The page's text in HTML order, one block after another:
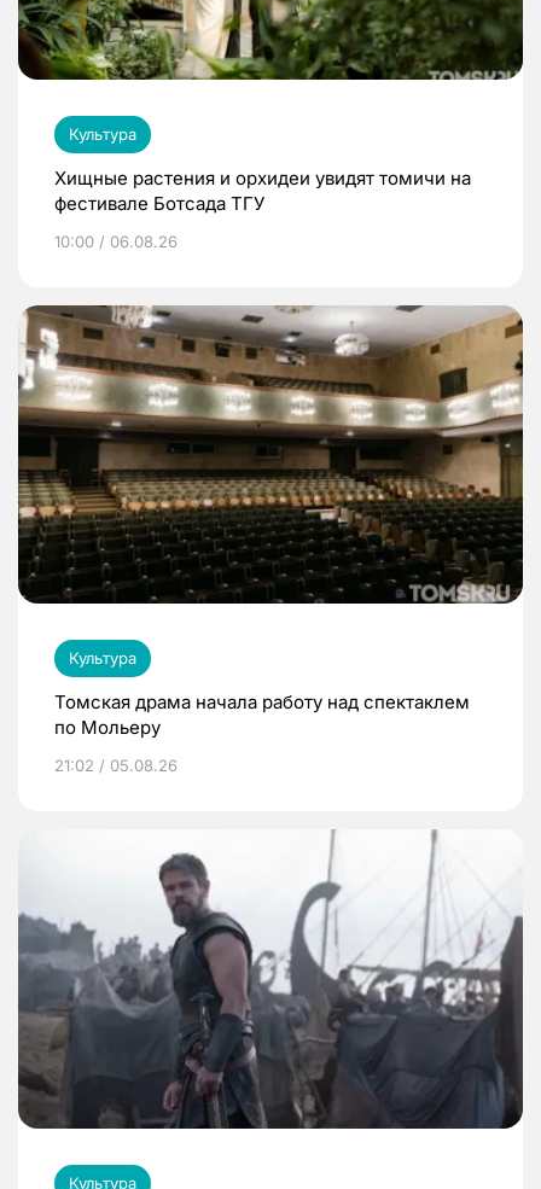
Культура
Хищные растения и орхидеи увидят томичи на
фестивале Ботсада ТГУ
10:00 / 06.08.26
Культура
Томская драма начала работу над спектаклем
по Мольеру
21:02 / 05.08.26
Культура